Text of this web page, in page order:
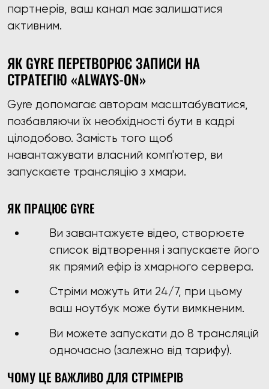
партнерів, ваш канал має залишатися
активним.
ЯК GYRE ПЕРЕТВОРЮЄ ЗАПИСИ НА
СТРАТЕГІЮ «ALWAYS-ON»
Gyre допомагає авторам масштабуватися,
позбавляючи їх необхідності бути в кадрі
цілодобово. Замість того щоб
навантажувати власний комп'ютер, ви
запускаєте трансляцію з хмари.
ЯК ПРАЦЮЄ GYRE
Ви завантажуєте відео, створюєте
список відтворення і запускаєте його
як прямий ефір із хмарного сервера.
Стріми можуть йти 24/7, при цьому
ваш ноутбук може бути вимкненим.
Ви можете запускати до 8 трансляцій
одночасно (залежно від тарифу).
ЧОМУ ЦЕ ВАЖЛИВО ДЛЯ СТРІМЕРІВ